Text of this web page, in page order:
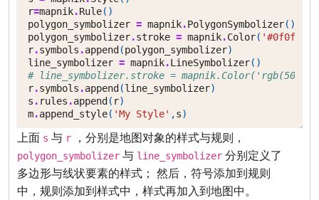
r=mapnik.Rule()
polygon_symbolizer = mapnik.PolygonSymbolizer()
polygon_symbolizer.stroke = mapnik.Color( '#0f0f0f'
r.symbols .append (polygon_symbolizer)
line_symbolizer = mapnik.LineSymbolizer()
# line_symbolizer.stroke =
r.symbols .append (line_symbolizer)
s . rules .append ( r)
m.append_style( 'My Style' ,s)
上面 s 与 r ，分别是地图对象的样式与规则，
polygon_symbolizer 与 line_symbolizer 分别定义了
多边形与线状要素的样式； 然后，符号添加到规则
中，规则添加到样式中，样式再加入到地图中。